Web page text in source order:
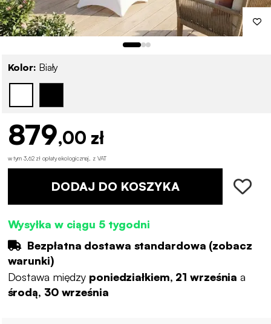
Kolor: Biały
879,00 zł
w tym 3,62 zł opłaty ekologicznej z VAT
DODAJ DO KOSZYKA
Wysyłka w ciągu 5 tygodni
Bezpłatna dostawa standardowa (zobacz
warunki)
Dostawa między poniedziałkiem, 21 września a
środą, 30 września